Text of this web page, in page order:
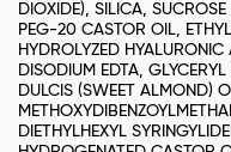
DIOXIDE), SILICA,
PEG-20 CASTOR OIL,
HYDROLYZED
DISODIUM EDTA,
DULCIS (SWEET ALMOND)
DIETHYLHEXYL